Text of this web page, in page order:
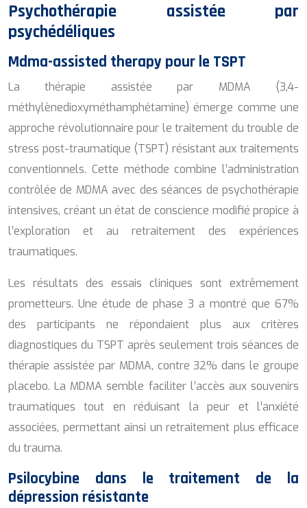
Psychothérapie assistée par
psychédéliques
Mdma-assisted therapy pour le TSPT
La thérapie assistée par MDMA (3,4-
méthylènedioxyméthamphétamine) émerge comme une
approche révolutionnaire pour le traitement du trouble de
stress post-traumatique (TSPT) résistant aux traitements
conventionnels. Cette méthode combine l’administration
contrôlée de MDMA avec des séances de psychothérapie
intensives, créant un état de conscience modifié propice à
l’exploration et au retraitement des expériences
traumatiques.
Les résultats des essais cliniques sont extrêmement
prometteurs. Une étude de phase 3 a montré que 67%
des participants ne répondaient plus aux critères
diagnostiques du TSPT après seulement trois séances de
thérapie assistée par MDMA, contre 32% dans le groupe
placebo. La MDMA semble faciliter l’accès aux souvenirs
traumatiques tout en réduisant la peur et l’anxiété
associées, permettant ainsi un retraitement plus efficace
du trauma.
Psilocybine dans le traitement de la
dépression résistante